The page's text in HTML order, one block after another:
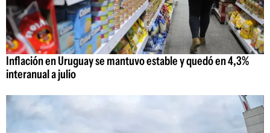
Inflación en Uruguay se mantuvo estable y quedó en 4,3%
interanual a julio